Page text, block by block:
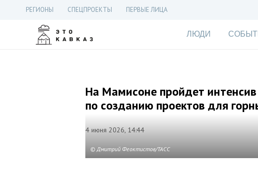
РЕГИОНЫ СПЕЦПРОЕКТЫ ПЕРВЫЕ ЛИЦА
ЛЮДИ
На Мамисоне пройдет
по созданию проектов для
4 июня 2026, 14:44
© Дмитрий Феоктистов/ТАСС